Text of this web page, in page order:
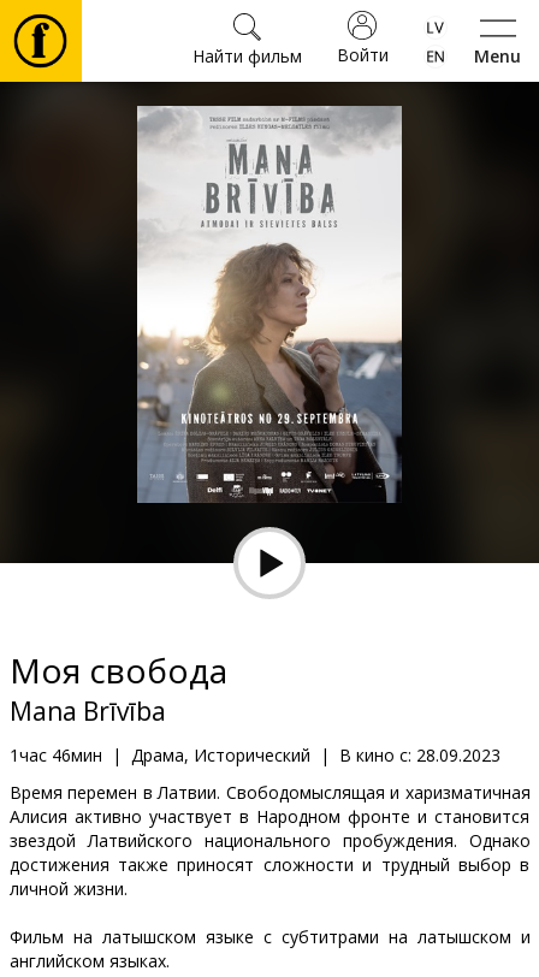
Menu
Войти
Найти фильм
Фильмы
Культура
Мероприятия
Новости
Подарки
Клуб
Моя свобода
Mana Brīvība
1час 46мин | Драма, Исторический | В кино с: 28.09.2023
Время перемен в Латвии. Свободомыслящая и харизматичная
Алисия активно участвует в Народном фронте и становится
звездой Латвийского национального пробуждения. Однако
достижения также приносят сложности и трудный выбор в
личной жизни.
Фильм на латышском языке с субтитрами на латышском и
английском языках.